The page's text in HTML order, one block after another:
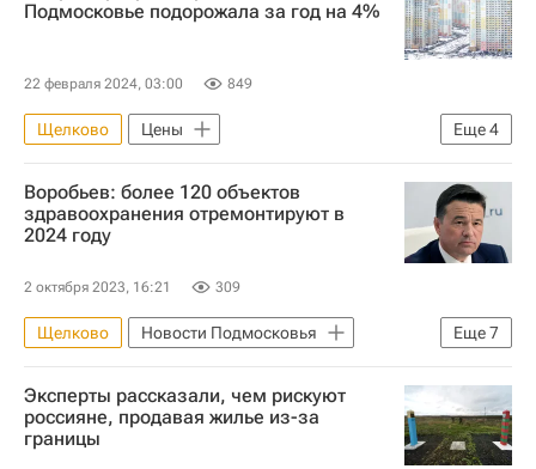
Подмосковье подорожала за год на 4%
22 февраля 2024, 03:00 849
Еще4
Щелково
Цены
Московская область (Подмосковье)
Жилье
Подольск
Вторичное жилье
Воробьев: более 120 объектов
здравоохранения отремонтируют в
2024 году
2 октября 2023, 16:21 309
Еще7
Щелково
Новости Подмосковья
Андрей Воробьев
Жуковский
Московская область (Подмосковье)
Инфраструктура
Эксперты рассказали, чем рискуют
россияне, продавая жилье из-за
границы